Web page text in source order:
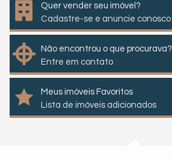
Quer vender seu imóvel?
Cadastre-se e anuncie conosco
Não encontrou o que procurava?
Entre em contato
Meus imóveis Favoritos
Lista de imóveis adicionados